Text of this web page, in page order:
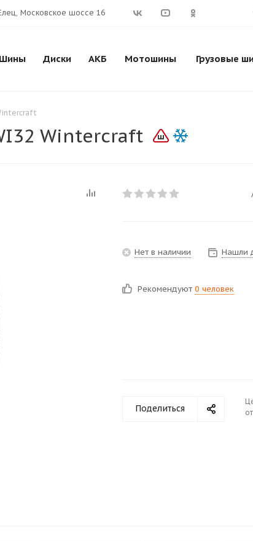
Московское шоссе 16
Шины Диски АКБ Мотошины Грузовые
Wintercraft
Нет в наличии Нашли
Рекомендуют 0 человек
Поделиться